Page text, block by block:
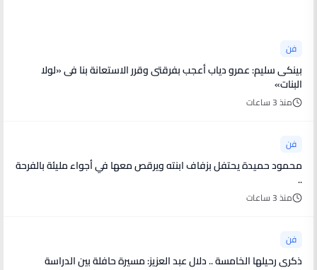
فن
بينكى سليم: عمرو دياب أعجب بفرقتى وقرر الاستعانة بنا فى «لولا
البنات»
منذ 3 ساعات
فن
محمود حميدة يحتفل بزفاف ابنته ويرقص معها في أجواء مليئة بالفرحة
..
منذ 3 ساعات
فن
ذكرى رحيلها الخامسة .. دلال عبد العزيز: مسيرة حافلة بين الدراسة